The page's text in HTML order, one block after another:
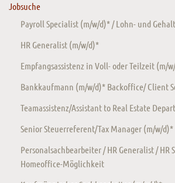
Jobsuche
Payroll Specialist (m/w/d)* / Lohn- und
HR Generalist (m/w/d)*
Empfangsassistenz in Voll- oder Teilzeit (m/
Bankkaufmann (m/w/d)* Backoffice/ Client
Teamassistenz/Assistant to Real Estate
Senior Steuerreferent/Tax Manager (m/w/d)*
Personalsachbearbeiter / HR Generalist / HR
Homeoffice-Möglichkeit